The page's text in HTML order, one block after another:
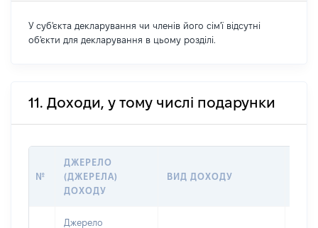
У суб'єкта декларування чи членів його сім'ї відсутні
об'єкти для декларування в цьому розділі.
11. Доходи, у тому числі подарунки
№
ДЖЕРЕЛО
(ДЖЕРЕЛА)
ДОХОДУ
ВИД ДОХОДУ
Джерело